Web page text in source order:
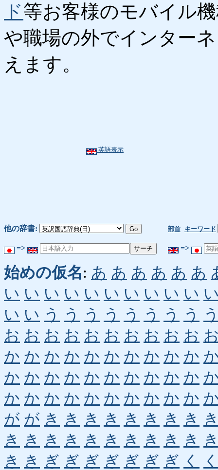
ド等お客様のモバイル
や職場の外でインター
えます。
英語表示
他の辞書: 部首 キーワード
=> =>
始めの仮名: あ あ あ あ あ あ
い い い い い い い い い い
い い う う う う う う う う
お お お お お お お お お お
か か か か か か か か か か
か か か か か か か か か か
か か か か か か か か か か
が が き き き き き き き き
き き き き き き き き き き
き き ぎ ぎ ぎ ぎ ぎ ぎ ぎ く